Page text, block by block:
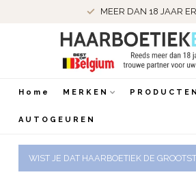
MEER DAN 18 JAAR
Home MERKEN PRODUCTEN
AUTOGEUREN
WIST JE DAT HAARBOETIEK DE